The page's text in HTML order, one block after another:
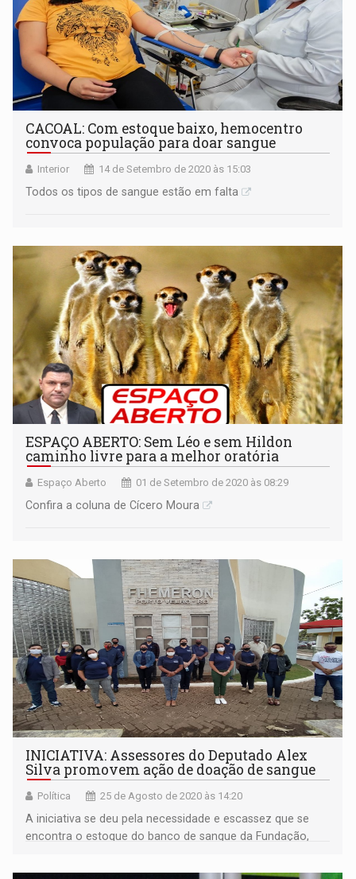
CACOAL: Com estoque baixo, hemocentro
convoca população para doar sangue
Interior 14 de Setembro de 2020 às 15:03
Todos os tipos de sangue estão em falta
ESPAÇO ABERTO: Sem Léo e sem Hildon
caminho livre para a melhor oratória
Espaço Aberto 01 de Setembro de 2020 às 08:29
Confira a coluna de Cícero Moura
INICIATIVA: Assessores do Deputado Alex
Silva promovem ação de doação de sangue
Política 25 de Agosto de 2020 às 14:20
A iniciativa se deu pela necessidade e escassez que se
encontra o estoque do banco de sangue da Fundação,
assustadoramente nos últimos meses